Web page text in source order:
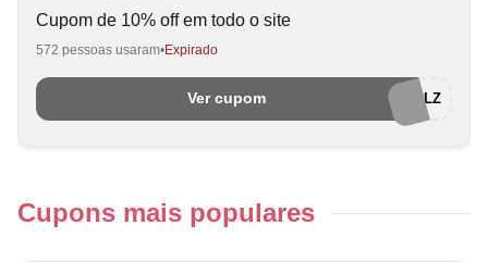
Cupom de 10% off em todo o site
572 pessoas usaram Expirado
Ver cupom BEN9548LZ
Cupons mais populares